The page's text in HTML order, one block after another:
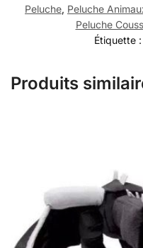
Peluche, Peluche
Peluche
Étiquette :
Produits